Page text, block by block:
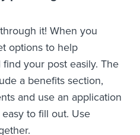
it! When you
options to help
your post easily. The
a benefits section,
and use an application
to fill out. Use